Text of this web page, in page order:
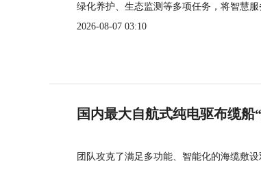
绿化养护、生态监测等多项任务，将智慧服
2026-08-07 03:10
国内最大自航式纯电驱布缆船
团队攻克了满足多功能、智能化的海缆敷